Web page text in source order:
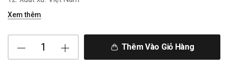
Xem thêm
Thêm Vào Giỏ Hàng